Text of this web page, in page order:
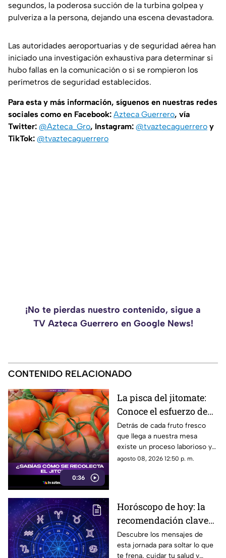
segundos, la poderosa succión de la turbina golpea y
pulveriza a la persona, dejando una escena devastadora.
Las autoridades aeroportuarias y de seguridad aérea han
iniciado una investigación exhaustiva para determinar si
hubo fallas en la comunicación o si se rompieron los
perímetros de seguridad establecidos.
Para esta y más información, síguenos en nuestras redes
sociales como en Facebook: Azteca Guerrero, vía
Twitter: @Azteca_Gro, Instagram: @tvaztecaguerrero y
TikTok: @tvaztecaguerrero
¡No te pierdas nuestro contenido, sigue a
TV Azteca Guerrero en Google News!
CONTENIDO RELACIONADO
0:36
La pisca del jitomate:
Conoce el esfuerzo de
los jornaleros y el
cuidado en el campo
Detrás de cada fruto fresco
que llega a nuestra mesa
existe un proceso laborioso y
tradicional conocido como la
agosto 08, 2026 12:50 p. m.
Horóscopo de hoy: la
recomendación clave
para tu signo este
sábado
Descubre los mensajes de
esta jornada para soltar lo que
te frena, cuidar tu salud y